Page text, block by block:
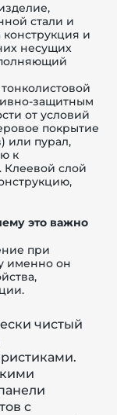
стали и
и
несущих
защитным
от условий
покрытие
или пурал,
к
Клеевой слой
это важно
при
именно он
чистый
с